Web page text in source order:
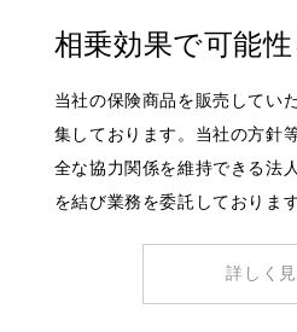
相乗効果で可能
当社の保険商品を販売してい
集しております。当社の方針
全な協力関係を維持できる法
を結び業務を委託しております
詳しく